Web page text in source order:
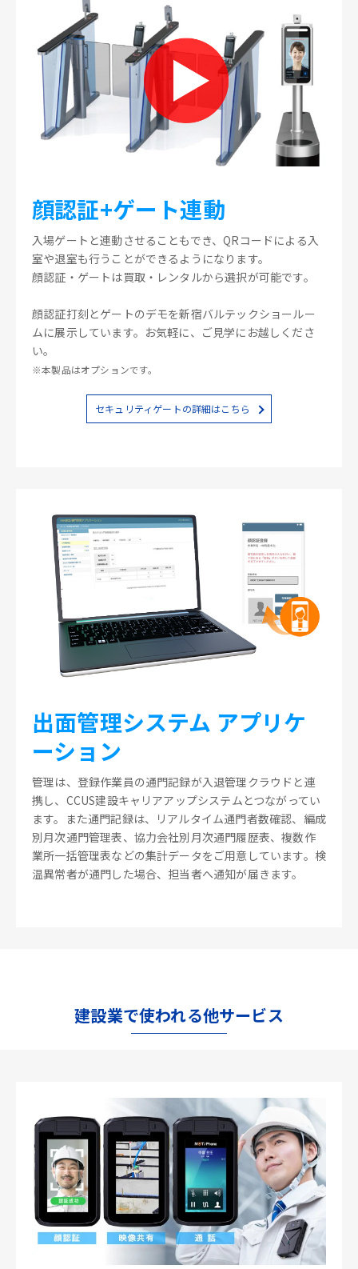
顔認証+ゲート連動
入場ゲートと連動させることもでき、QRコードによる入
室や退室も行うことができるようになります。
顔認証・ゲートは買取・レンタルから選択が可能です。
顔認証打刻とゲートのデモを新宿バルテックショールー
ムに展示しています。お気軽に、ご見学にお越しくださ
い。
※本製品はオプションです。
セキュリティゲートの詳細はこちら
出面管理システム アプリケ
ーション
管理は、登録作業員の通門記録が入退管理クラウドと連
携し、CCUS建設キャリアアップシステムとつながってい
ます。また通門記録は、リアルタイム通門者数確認、編成
別月次通門管理表、協力会社別月次通門履歴表、複数作
業所一括管理表などの集計データをご用意しています。検
温異常者が通門した場合、担当者へ通知が届きます。
建設業で使われる他サービス